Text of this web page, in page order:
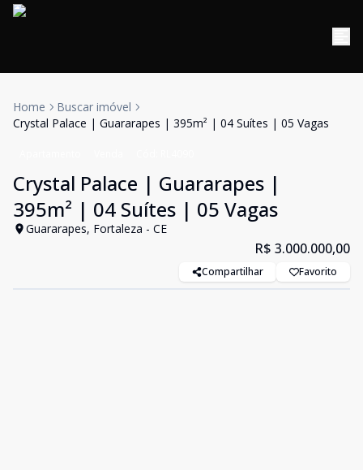
Home
Buscar imóvel
Crystal Palace | Guararapes | 395m² | 04 Suítes | 05 Vagas
Crystal Palace | Guararapes |
395m² | 04 Suítes | 05 Vagas
Guararapes, Fortaleza - CE
R$ 3.000.000,00
Compartilhar Favorito